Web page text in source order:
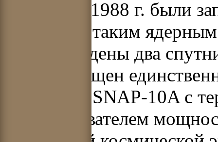
период до 1988 г. были
аппарата с таким
были выведены два
г. был запущен
реактором SNAP-10A с
преобразователем